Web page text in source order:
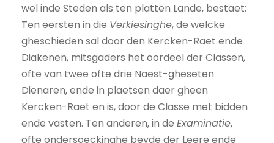
wel inde Steden als ten platten Lande, bestaet:
Ten eersten in die Verkiesinghe, de welcke
gheschieden sal door den Kercken-Raet ende
Diakenen, mitsgaders het oordeel der Classen,
ofte van twee ofte drie Naest-gheseten
Dienaren, ende in plaetsen daer gheen
Kercken-Raet en is, door de Classe met bidden
ende vasten. Ten anderen, in de Examinatie,
ofte ondersoeckinghe beyde der Leere ende